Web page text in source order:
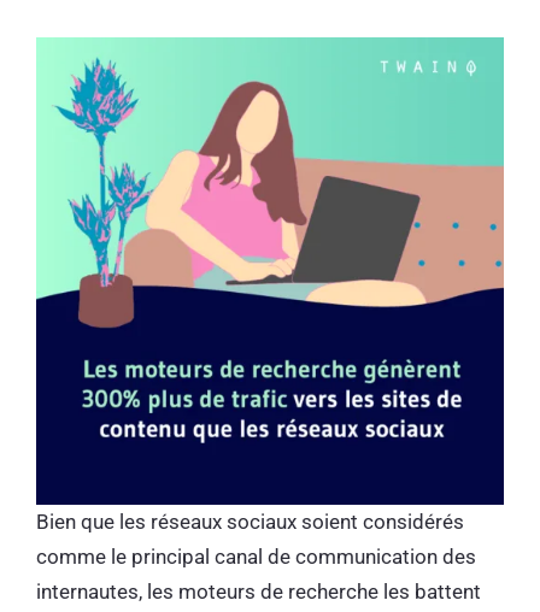
Bien que les réseaux sociaux soient considérés
comme le principal canal de communication des
internautes, les moteurs de recherche les battent